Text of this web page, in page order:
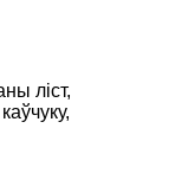
ліст,